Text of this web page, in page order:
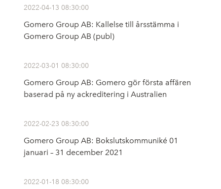
2022-04-13 08:30:00
Gomero Group AB: Kallelse till årsstämma i
Gomero Group AB (publ)
2022-03-01 08:30:00
Gomero Group AB: Gomero gör första affären
baserad på ny ackreditering i Australien
2022-02-23 08:30:00
Gomero Group AB: Bokslutskommuniké 01
januari – 31 december 2021
2022-01-18 08:30:00